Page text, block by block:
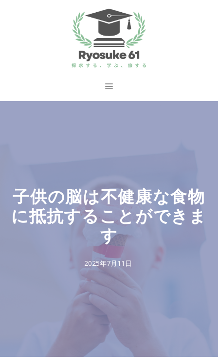
ス
メ
子供の脳は不健康な食物
に抵抗することができま
す
2025年7月11日